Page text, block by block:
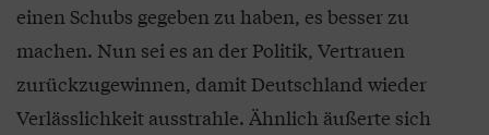
einen Schubs gegeben zu haben, es besser zu
machen. Nun sei es an der Politik, Vertrauen
zurückzugewinnen, damit Deutschland wieder
Verlässlichkeit ausstrahle. Ähnlich äußerte sich